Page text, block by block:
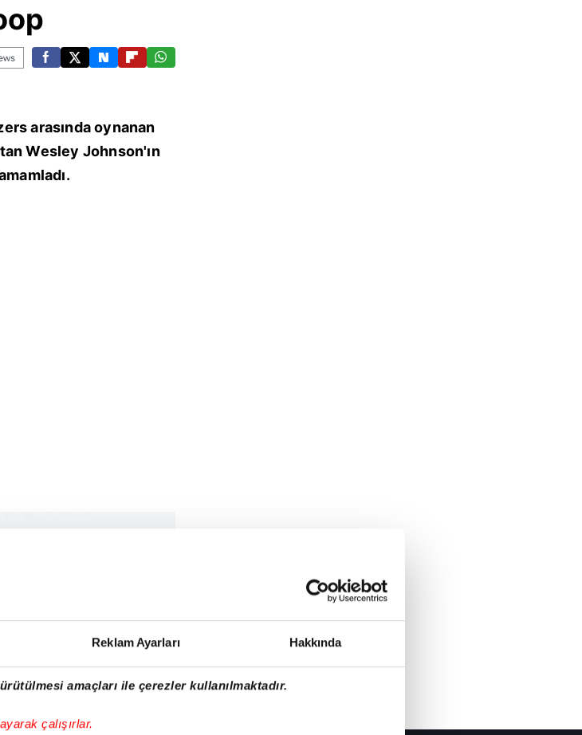
Reklam Ayarları Hakkında
amaçları ile çerezler kullanılmaktadır.
çalışırlar.
arasında oynanan
Wesley Johnson'ın